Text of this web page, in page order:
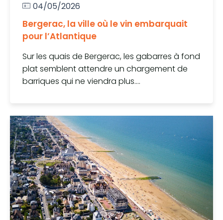
04/05/2026
Bergerac, la ville où le vin embarquait
pour l’Atlantique
Sur les quais de Bergerac, les gabarres à fond
plat semblent attendre un chargement de
barriques qui ne viendra plus....